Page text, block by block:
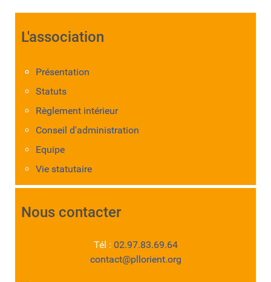
L'association
Présentation
Statuts
Règlement intérieur
Conseil d'administration
Equipe
Vie statutaire
Nous contacter
Tél : 02.97.83.69.64
contact@pllorient.org